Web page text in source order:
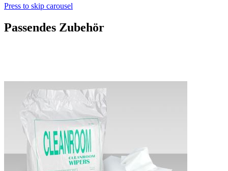
Press to skip carousel
Passendes Zubehör